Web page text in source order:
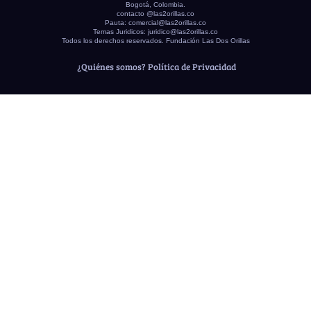
Bogotá, Colombia.
contacto @las2orillas.co
Pauta: comercial@las2orillas.co
Temas Juridicos: juridico@las2orillas.co
Todos los derechos reservados. Fundación Las Dos Orillas
¿Quiénes somos? Política de Privacidad